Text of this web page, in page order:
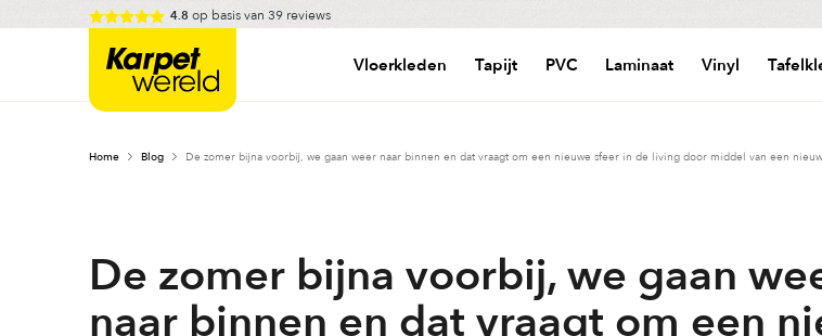
to
4.8 op basis van 39 reviews
Karpetwereld Vloerkleden Tapijt PVC Laminaat Vinyl
Home Blog De zomer bijna voorbij, we gaan weer naar binnen en dat vraagt om een nieuwe sfeer in de living door middel van een
De zomer bijna voorbij, we gaan
naar binnen en dat vraagt om een